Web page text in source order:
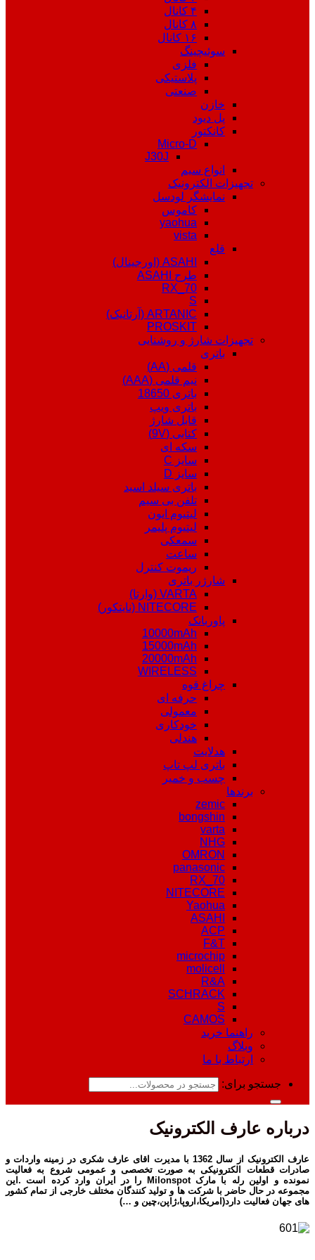
۴ کانال
۸ کانال
۱۶ کانال
سوئیچینگ
فلزی
پلاستیکی
صنعتی
خازن
پل دیود
کانکتور
Micro-D
J30J
انواع سیم
تجهیزات الکترونیک
نمایشگر لودسل
کاموس
yaohua
vista
قلع
ASAHI (اورجینال)
طرح ASAHI
RX_70
S
ARTANIC (آرتانیک)
PROSKIT
تجهیزات شارژ و روشنایی
باتری
قلمی (AA)
نیم قلمی (AAA)
باتری 18650
باتری ویپ
قابل شارژ
کتابی (9V)
سکه ای
سایز C
سایز D
باتری سیلد اسید
تلفن بی سیم
لیتیوم ایون
لیتیوم پلیمر
سمعکی
ساعت
ریموت کنترل
شارژر باتری
VARTA (وارتا)
NITECORE (نایتکور)
پاوربانک
10000mAh
15000mAh
20000mAh
WIRELESS
چراغ قوه
حرفه ای
معمولی
خودکاری
هندلی
هدلایت
باتری لپ تاپ
چسب و خمیر
برندها
zemic
bongshin
varta
NHG
OMRON
panasonic
RX_70
NITECORE
Yaohua
ASAHI
ACP
F&T
microchip
molicell
R&A
SCHRACK
S
CAMOS
راهنما خرید
وبلاگ
ارتباط با ما
جستجو برای:
درباره عارف الکترونیک
عارف الکترونیک از سال 1362 با مدیرت اقای عارف شکری در زمینه واردات و
صادرات قطعات الکترونیکی به صورت تخصصی و عمومی شروع به فعالیت
نمونده و اولین رله با مارک Milonspot را در ایران وارد کرده است .این
مجموعه در حال حاضر با شرکت ها و تولید کنندگان مختلف خارجی از تمام کشور
های جهان فعالیت دارد(امریکا،اروپا،ژاپن،چین و …)